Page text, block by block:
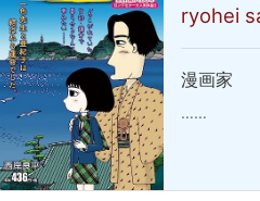
ryohei
漫画家
……